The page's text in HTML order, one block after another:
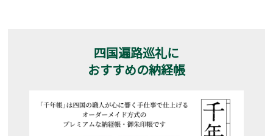
四国遍路巡礼に
おすすめの納経帳